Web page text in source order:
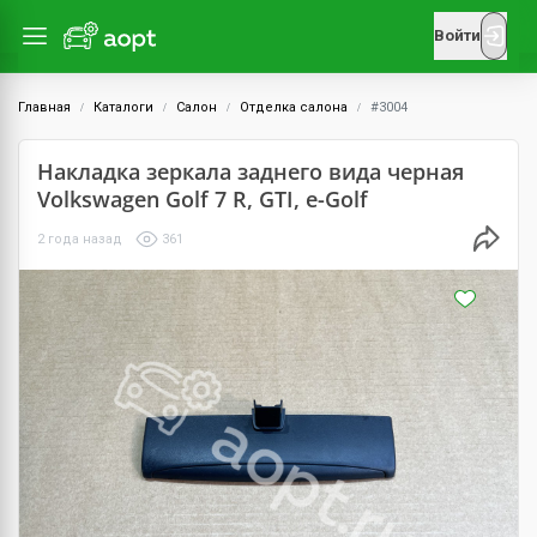
Войти
Главная Каталоги Салон Отделка салона #3004
Накладка зеркала заднего вида черная
Volkswagen Golf 7 R, GTI, e-Golf
2 года назад 361